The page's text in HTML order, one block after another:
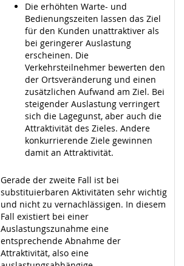
Die erhöhten Warte- und
Bedienungszeiten lassen das Ziel
für den Kunden unattraktiver als
bei geringerer Auslastung
erscheinen. Die
Verkehrsteilnehmer bewerten den
der Ortsveränderung und einen
zusätzlichen Aufwand am Ziel. Bei
steigender Auslastung verringert
sich die Lagegunst, aber auch die
Attraktivität des Zieles. Andere
konkurrierende Ziele gewinnen
damit an Attraktivität.
Gerade der zweite Fall ist bei
substituierbaren Aktivitäten sehr wichtig
und nicht zu vernachlässigen. In diesem
Fall existiert bei einer
Auslastungszunahme eine
entsprechende Abnahme der
Attraktivität, also eine